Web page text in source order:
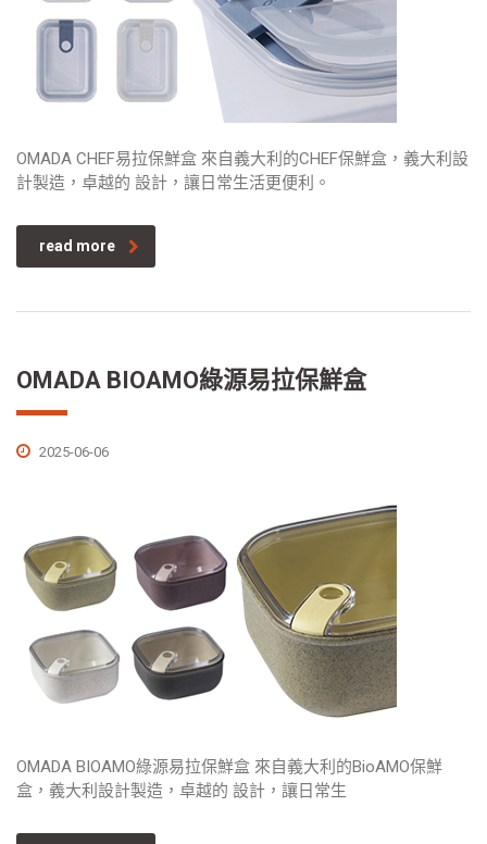
OMADA CHEF易拉保鮮盒 來自義大利的CHEF保鮮盒，義大利設
計製造，卓越的 設計，讓日常生活更便利。
read more
OMADA BIOAMO綠源易拉保鮮盒
2025-06-06
OMADA BIOAMO綠源易拉保鮮盒 來自義大利的BioAMO保鮮
盒，義大利設計製造，卓越的 設計，讓日常生